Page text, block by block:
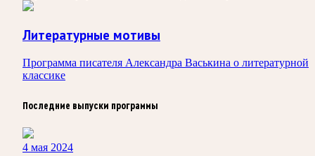
Литературные мотивы
Программа писателя Александра Васькина о литературной
классике
Последние выпуски программы
4 мая 2024